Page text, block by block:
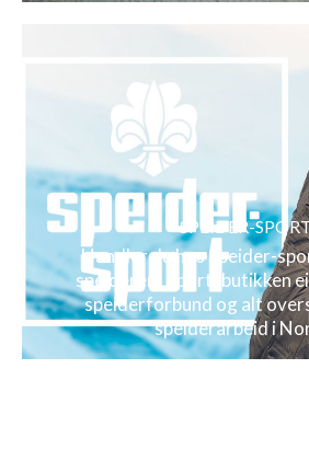
SPEIDER-
Handler du hos Speider-
speideren! Sportsbutikken
speiderforbund og alt
speiderarbeid i